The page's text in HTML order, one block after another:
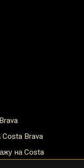
Costa Brava